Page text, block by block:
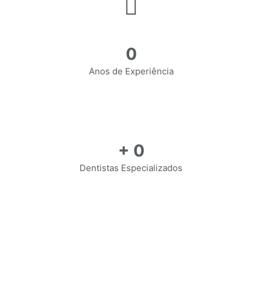
0
Anos de Experiência
+ 0
Dentistas Especializados